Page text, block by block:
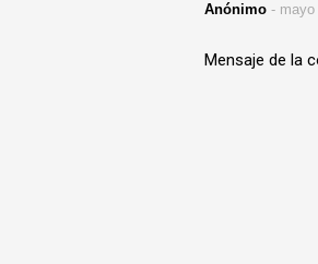
Anónimo -
Mensaje de la